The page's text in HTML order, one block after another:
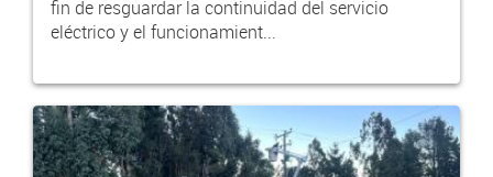
fin de resguardar la continuidad del servicio
eléctrico y el funcionamient...